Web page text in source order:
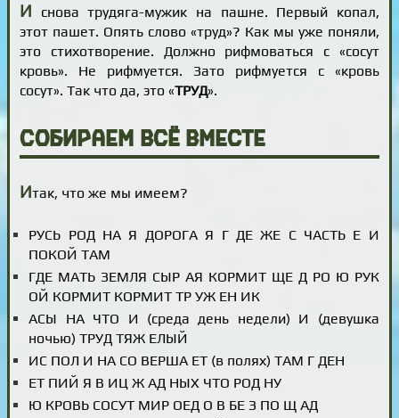
И снова трудяга-мужик на пашне. Первый копал,
этот пашет. Опять слово «труд»? Как мы уже поняли,
это стихотворение. Должно рифмоваться с «сосут
кровь». Не рифмуется. Зато рифмуется с «кровь
сосут». Так что да, это «ТРУД».
Собираем всё вместе
Итак, что же мы имеем?
РУСЬ РОД НА Я ДОРОГА Я Г ДЕ ЖЕ С ЧАСТЬ Е И
ПОКОЙ ТАМ
ГДЕ МАТЬ ЗЕМЛЯ СЫР АЯ КОРМИТ ЩЕ Д РО Ю РУК
ОЙ КОРМИТ КОРМИТ ТР УЖ ЕН ИК
АСЫ НА ЧТО И (среда день недели) И (девушка
ночью) ТРУД ТЯЖ ЕЛЫЙ
ИС ПОЛ И НА СО ВЕРША ЕТ (в полях) ТАМ Г ДЕН
ЕТ ПИЙ Я В ИЦ Ж АД НЫХ ЧТО РОД НУ
Ю КРОВЬ СОСУТ МИР ОЕД О В БЕ З ПО Щ АД